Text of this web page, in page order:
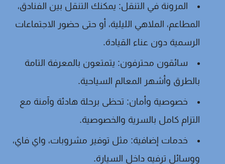
المرونة في التنقل:يمكنك التنقل بين الفنادق،
المطاعم، الملاهي الليلية، أو حتى حضور الاجتماعات
الرسمية دون عناء القيادة.
سائقون محترفون:يتمتعون بالمعرفة التامة
بالطرق وأشهر المعالم السياحية.
خصوصية وأمان:تحظى برحلة هادئة وآمنة مع
التزام كامل بالسرية والخصوصية.
خدمات إضافية:مثل توفير مشروبات، واي فاي،
ووسائل ترفيه داخل السيارة.